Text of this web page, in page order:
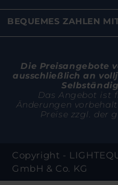
BEQUEMES ZAHLEN
Die Preisangebote
ausschließlich an
Das Angebot ist
Änderungen
Preise zzgl. der
Copyright -
GmbH & Co. KG